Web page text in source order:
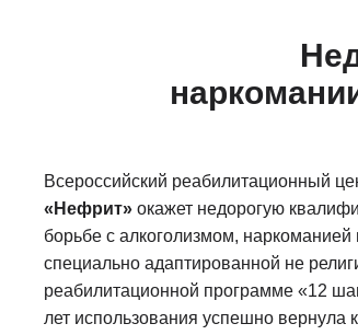
Всероссийский реабилитационный
«Нефрит» окажет недорогую
борьбе с алкоголизмом,
специально адаптированной не
реабилитационной программе «12
лет использования успешно вернула